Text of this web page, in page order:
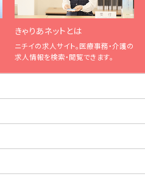
きゃりあネットとは
ニチイの求人サイト。医療事務・介護の
求人情報を検索・閲覧できます。